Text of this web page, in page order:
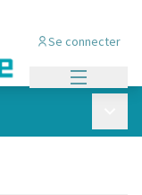
Se connecter